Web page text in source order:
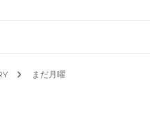
まだ月曜